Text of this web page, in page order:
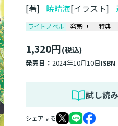
[著] 暁晴海[イラスト]
ライトノベル 発売中 特典
1,320円(税込)
発売日：2024年10月10日ISBN
試し読み
シェアする